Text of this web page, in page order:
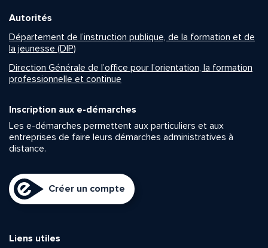
Autorités
Département de l’instruction publique, de la formation et de
la jeunesse (DIP)
Direction Générale de l’office pour l’orientation, la formation
professionnelle et continue
Inscription aux e-démarches
Les e-démarches permettent aux particuliers et aux
entreprises de faire leurs démarches administratives à
distance.
Créer un compte
Liens utiles